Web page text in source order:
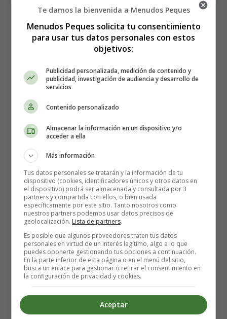
Beneficios de la miel durante el
La miel tiene numerosos beneficios para la salud debido
a sus diversas propiedades medicinales. Algunos de ellos
son:
Fortalece el sistema inmunológico.
Ayuda a aliviar el dolor de garganta y la tos.
Puede ayudar a curar las úlceras.
Puede aliviar el insomnio.
Puede ayudar a prevenir las alergias.
Promueve la salud del cuero cabelludo.
¿Qué cantidad de miel deben
consumir las mujeres
embarazadas?
Como ocurre con cualquier alimento, la clave es la
moderación.
Te damos la bienvenida a Menudos Peques
Menudos Peques solicita tu consentimiento
para usar tus datos personales con estos
objetivos:
Publicidad personalizada, medición de contenido y
publicidad, investigación de audiencia y desarrollo de
servicios
Contenido personalizado
Almacenar la información en un dispositivo y/o
acceder a ella
Más información
Tus datos personales se tratarán y la información de tu
dispositivo (cookies, identificadores únicos y otros datos en
el dispositivo) podrá ser almacenada y consultada por 3
partners y compartida con ellos, o bien usada
específicamente por este sitio. Tanto nosotros como
nuestros partners podemos usar datos precisos de
geolocalización. Lista de partners.
Es posible que algunos proveedores traten tus datos
personales en virtud de un interés legítimo, algo a lo que
puedes oponerte gestionando tus opciones a continuación.
En la parte inferior de esta página o en el menú del sitio,
busca un enlace para gestionar o retirar el consentimiento en
la configuración de privacidad y cookies.
Aceptar